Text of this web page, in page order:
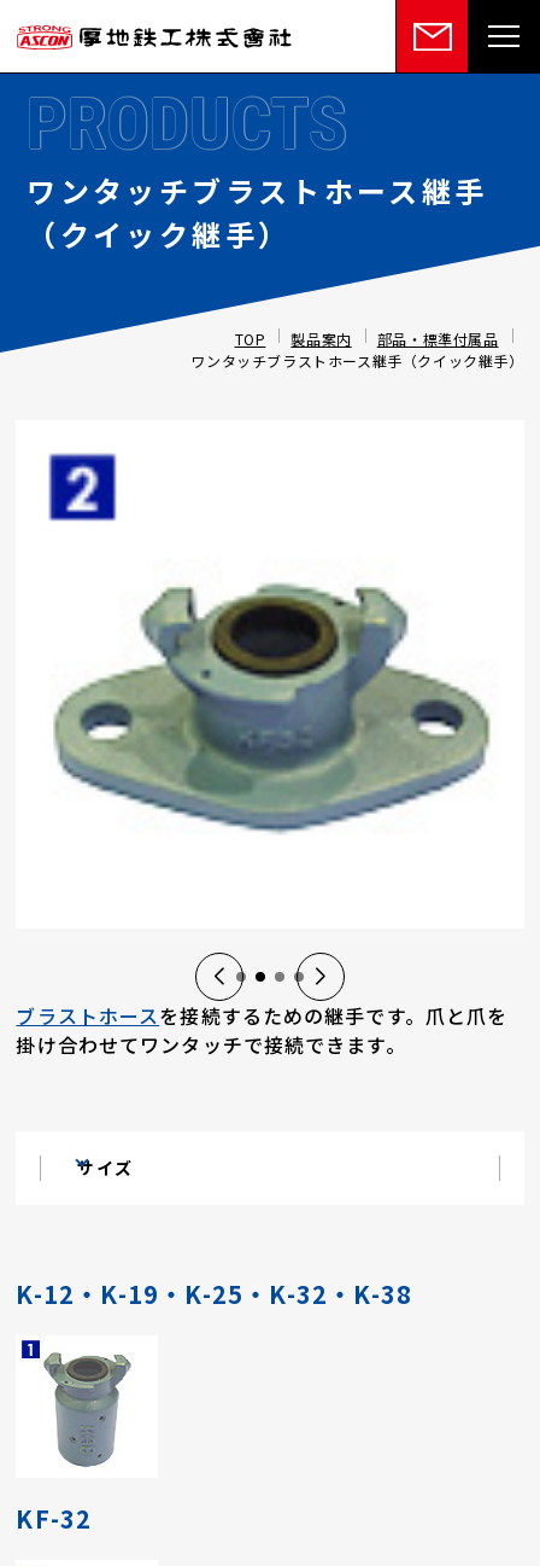
ワンタッチブラストホース継手
（クイック継手）
PRODUCTS
TOP 製品案内
部品・標準付属品
ワンタッチブラストホース継手（クイック継手）
ブラストホースを接続するための継手です。爪と爪を
掛け合わせてワンタッチで接続できます。
サイズ
K-12・K-19・K-25・K-32・K-38
KF-32